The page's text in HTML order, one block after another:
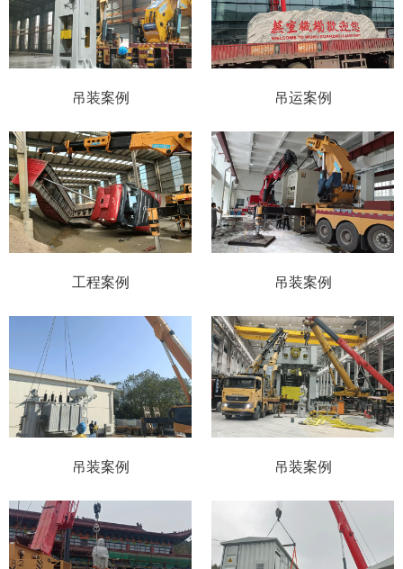
吊装案例 吊运案例
工程案例 吊装案例
吊装案例 吊装案例